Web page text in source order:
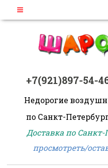
+7(921)897-54-
Недорогие
по Санкт-
Доставка по Санкт-
просмотреть/